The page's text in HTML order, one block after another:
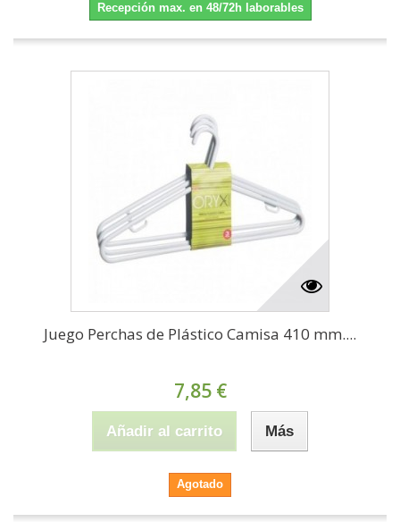
Recepción max. en 48/72h laborables
Juego Perchas de Plástico Camisa 410 mm....
7,85 €
Añadir al carrito Más
Agotado